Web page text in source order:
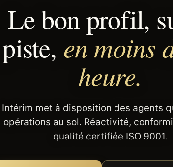
Le bon profil,
piste, en moins
heure.
Intérim met à disposition des agents
opérations au sol. Réactivité,
qualité certifiée ISO 9001.